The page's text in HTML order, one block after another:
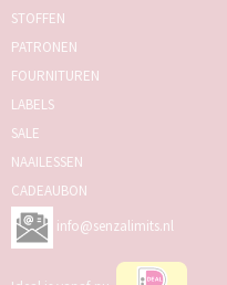
STOFFEN
PATRONEN
FOURNITUREN
LABELS
SALE
NAAILESSEN
CADEAUBON
info@senzalimits.nl